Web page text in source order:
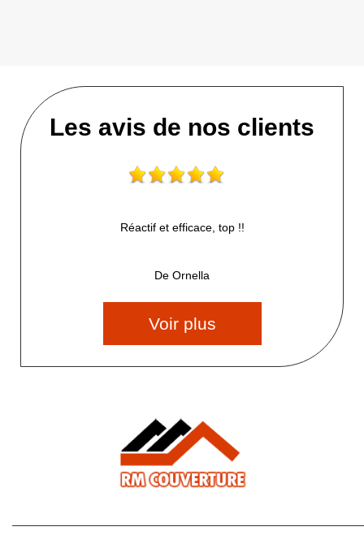
Les avis de nos clients
Réactif et efficace, top !!
De Ornella
Voir plus